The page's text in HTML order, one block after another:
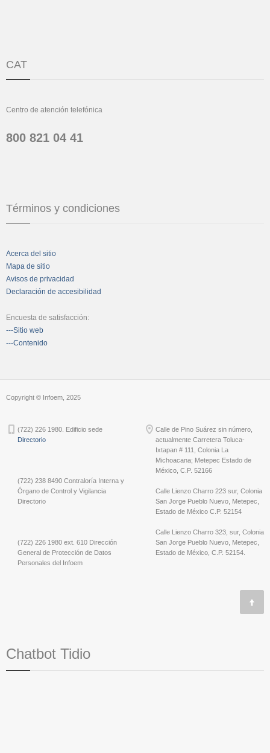
CAT
Centro de atención telefónica
800 821 04 41
Términos y condiciones
Acerca del sitio
Mapa de sitio
Avisos de privacidad
Declaración de accesibilidad
Encuesta de satisfacción:
---Sitio web
---Contenido
Copyright © Infoem, 2025
(722) 226 1980. Edificio sede
Directorio
(722) 238 8490 Contraloría Interna y
Órgano de Control y Vigilancia
Directorio
(722) 226 1980 ext. 610 Dirección
General de Protección de Datos
Personales del Infoem
Calle de Pino Suárez sin número,
actualmente Carretera Toluca-
Ixtapan # 111, Colonia La
Michoacana; Metepec Estado de
México, C.P. 52166
Calle Lienzo Charro 223 sur, Colonia
San Jorge Pueblo Nuevo, Metepec,
Estado de México C.P. 52154
Calle Lienzo Charro 323, sur, Colonia
San Jorge Pueblo Nuevo, Metepec,
Estado de México, C.P. 52154.
Chatbot Tidio